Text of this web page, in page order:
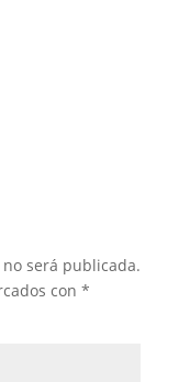
será publicada.
con *